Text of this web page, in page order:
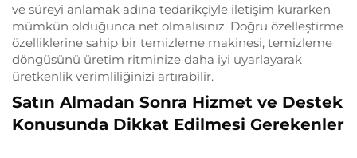
ve süreyi anlamak adına tedarikçiyle iletişim kurarken
mümkün olduğunca net olmalısınız. Doğru özelleştirme
özelliklerine sahip bir temizleme makinesi, temizleme
döngüsünü üretim ritminize daha iyi uyarlayarak
üretkenlik verimliliğinizi artırabilir.
Satın Almadan Sonra Hizmet ve Destek
Konusunda Dikkat Edilmesi Gerekenler